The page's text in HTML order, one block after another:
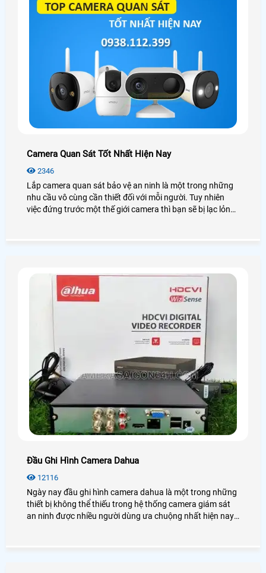
Camera Quan Sát Tốt Nhất Hiện Nay
2346
Lắp camera quan sát bảo vệ an ninh là một trong những
nhu cầu vô cùng cần thiết đối với mỗi người. Tuy nhiên
việc đứng trước một thế giới camera thì bạn sẽ bị lạc lỏng,
Đầu Ghi Hình Camera Dahua
12116
Ngày nay đầu ghi hình camera dahua là một trong những
thiết bị không thể thiếu trong hệ thống camera giám sát
an ninh được nhiều người dùng ưa chuộng nhất hiện nay.